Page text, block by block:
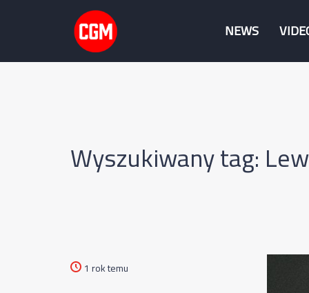
NEWS
Wyszukiwany tag:
1 rok temu